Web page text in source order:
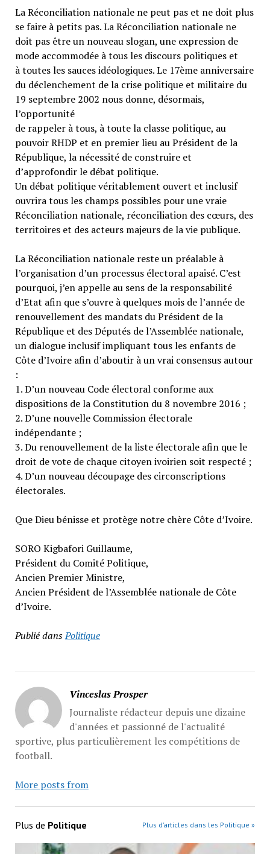
La Réconciliation nationale ne peut pas et ne doit plus
se faire à petits pas. La Réconciliation nationale ne
doit pas être un nouveau slogan, une expression de
mode accommodée à tous les discours politiques et
à toutes les sauces idéologiques. Le 17ème anniversaire
du déclenchement de la crise politique et militaire du
19 septembre 2002 nous donne, désormais,
l’opportunité
de rappeler à tous, à toute la classe politique, au
pouvoir RHDP et en premier lieu au Président de la
République, la nécessité de construire et
d’approfondir le débat politique.
Un débat politique véritablement ouvert et inclusif
ouvrira tous les champs possibles pour une vraie
Réconciliation nationale, réconciliation des cœurs, des
territoires et des acteurs majeurs de la vie publique.
La Réconciliation nationale reste un préalable à
l’organisation d’un processus électoral apaisé. C’est
pourquoi, j’en appelle au sens de la responsabilité
d’Etat afin que s’ouvre à quelques mois de l’année de
renouvellement des mandats du Président de la
République et des Députés de l’Assemblée nationale,
un dialogue inclusif impliquant tous les enfants de
Côte d’Ivoire afin d’aboutir à un vrai consensus autour
:
1. D’un nouveau Code électoral conforme aux
dispositions de la Constitution du 8 novembre 2016 ;
2. D’une nouvelle Commission électorale
indépendante ;
3. Du renouvellement de la liste électorale afin que le
droit de vote de chaque citoyen ivoirien soit respecté ;
4. D’un nouveau découpage des circonscriptions
électorales.
Que Dieu bénisse et protège notre chère Côte d’Ivoire.
SORO Kigbafori Guillaume,
Président du Comité Politique,
Ancien Premier Ministre,
Ancien Président de l’Assemblée nationale de Côte
d’Ivoire.
Publié dansPolitique
Vinceslas Prosper
Journaliste rédacteur depuis une dizaine
d'années et passionné de l'actualité
sportive, plus particulièrement les compétitions de
football.
More posts from
Plus de Politique Plus d’articles dans les Politique »